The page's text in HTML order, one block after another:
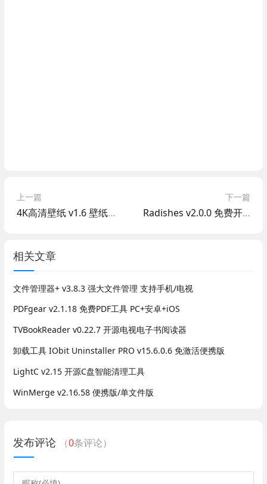
上一篇
4K高清壁纸 v1.6 壁纸批量下载
下一篇
Radishes v2.0.0 免费开源音乐软件
相关文章
文件管理器+ v3.8.3 强大文件管理 支持手机/电视
PDFgear v2.1.18 免费PDF工具 PC+安卓+iOS
TVBookReader v0.22.7 开源电视电子书阅读器
卸载工具 IObit Uninstaller PRO v15.6.0.6 免激活便携版
LightC v2.15 开源C盘智能清理工具
WinMerge v2.16.58 便携版/单文件版
发布评论 （0条评论）